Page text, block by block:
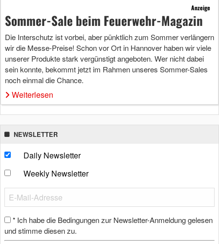
Anzeige
Sommer-Sale beim Feuerwehr-Magazin
Die Interschutz ist vorbei, aber pünktlich zum Sommer verlängern
wir die Messe-Preise! Schon vor Ort in Hannover haben wir viele
unserer Produkte stark vergünstigt angeboten. Wer nicht dabei
sein konnte, bekommt jetzt im Rahmen unseres Sommer-Sales
noch einmal die Chance.
Weiterlesen
NEWSLETTER
Daily Newsletter
Weekly Newsletter
* Ich habe die Bedingungen zur Newsletter-Anmeldung gelesen
und stimme diesen zu.